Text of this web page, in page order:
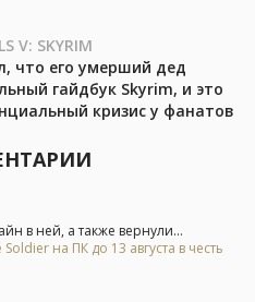
V: SKYRIM
что его умерший дед
гайдбук Skyrim, и это
кризис у фанатов
в ней, а также вернули...
на ПК до 13 августа в честь